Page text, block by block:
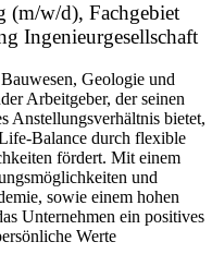
(m/w/d), Fachgebiet
Ingenieurgesellschaft
Geologie und
Arbeitgeber, der seinen
Anstellungsverhältnis bietet,
Balance durch flexible
fördert. Mit einem
und
sowie einem hohen
Unternehmen ein positives
Werte